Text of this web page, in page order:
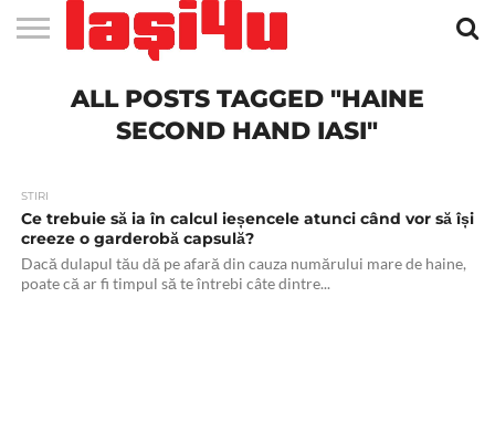
STIRI
APARTAMENTE
NOI IASI
STIRI
IASI
JOBS
FILME
CLUBURI /
DISCOTECI
BARURI /
CAFENELE
SALI DE
FORTA
SALOANE DE
INFRUMUSETARE
AGENTII
RESTAURANTE
IN IASI
PIZZA
PISCINA
IN IASI
FLORARII
RADIO
LIVE
SPALATORII
AUTO
TRACTARI
AUTO
TAXI
CINEMA
TEATRU
HOTELURI
PENSIUNI
TEREN
SPORTIV
TEREN
TENIS
FARMACII
NON
COFFEE-
TO-GO
FIRME DE
PUBLICITATE
RENTALL POSTS TAGGED "HAINE
SECOND HAND IASI"
STIRI
Ce trebuie să ia în calcul ieșencele atunci când vor să își
creeze o garderobă capsulă?
Dacă dulapul tău dă pe afară din cauza numărului mare de haine,
poate că ar fi timpul să te întrebi câte dintre...